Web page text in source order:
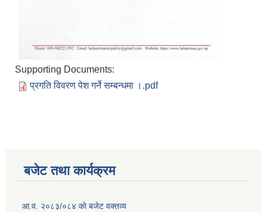
Supporting Documents:
प्रगति विवरण पेश गर्ने सम्बन्धमा ।.pdf
बजेट तथा कार्यक्रम
आ.व. २०८३/०८४ को बजेट वक्तव्य